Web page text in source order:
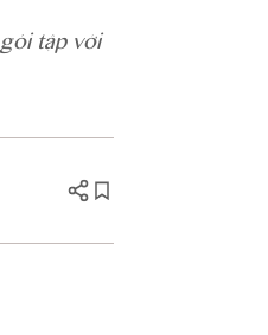
tập với